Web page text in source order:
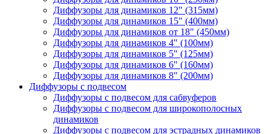
Диффузоры для динамиков 12" (315мм)
Диффузоры для динамиков 15" (400мм)
Диффузоры для динамиков от 18" (450мм)
Диффузоры для динамиков 4" (100мм)
Диффузоры для динамиков 5" (125мм)
Диффузоры для динамиков 6" (160мм)
Диффузоры для динамиков 8" (200мм)
Диффузоры с подвесом
Диффузоры с подвесом для сабвуферов
Диффузоры с подвесом для широкополосных
динамиков
Диффузоры с подвесом для эстрадных динамиков